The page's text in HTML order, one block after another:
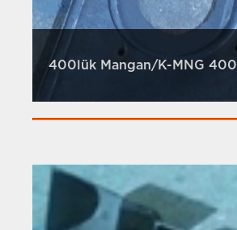
400lük Mangan/K-MNG 400